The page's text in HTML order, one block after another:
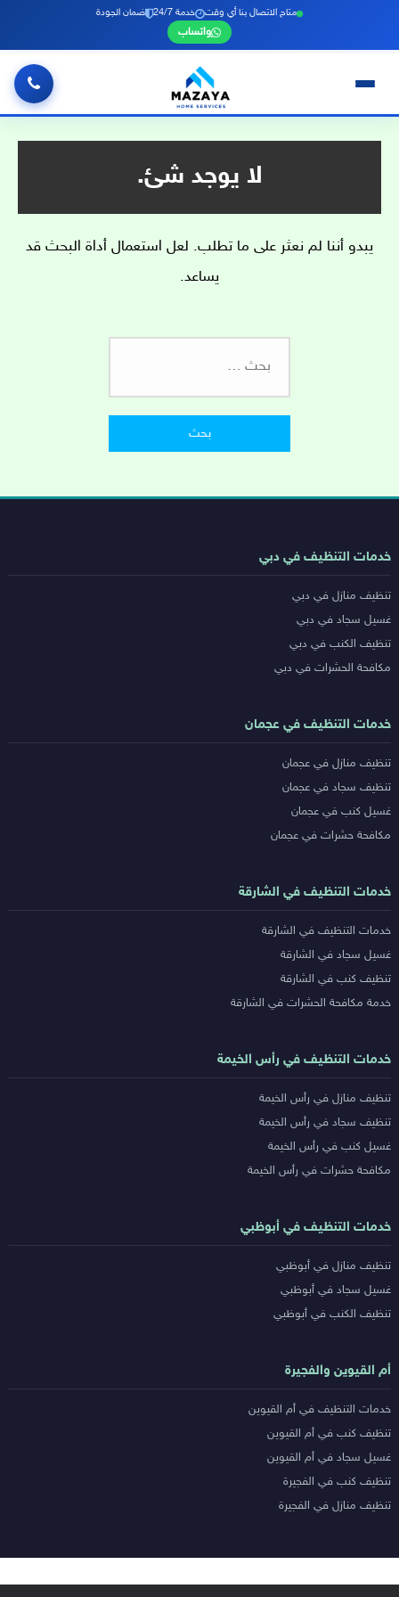
متاح الاتصال بنا أي وقت خدمة 24/7 ضمان الجودة
واتساب
لا يوجد شئ.
يبدو أننا لم نعثر على ما تطلب. لعل استعمال أداة البحث قد
يساعد.
روابط
المدن
خدمات التنظيف في دبي
تنظيف منازل في دبي
غسيل سجاد في دبي
تنظيف الكنب في دبي
مكافحة الحشرات في دبي
خدمات التنظيف في عجمان
تنظيف منازل في عجمان
تنظيف سجاد في عجمان
غسيل كنب في عجمان
مكافحة حشرات في عجمان
خدمات التنظيف في الشارقة
خدمات التنظيف في الشارقة
غسيل سجاد في الشارقة
تنظيف كنب في الشارقة
خدمة مكافحة الحشرات في الشارقة
خدمات التنظيف في رأس الخيمة
تنظيف منازل في رأس الخيمة
تنظيف سجاد في رأس الخيمة
غسيل كنب في رأس الخيمة
مكافحة حشرات في رأس الخيمة
خدمات التنظيف في أبوظبي
تنظيف منازل في أبوظبي
غسيل سجاد في أبوظبي
تنظيف الكنب في أبوظبي
أم القيوين والفجيرة
خدمات التنظيف في أم القيوين
تنظيف كنب في أم القيوين
غسيل سجاد في أم القيوين
تنظيف كنب في الفجيرة
تنظيف منازل في الفجيرة